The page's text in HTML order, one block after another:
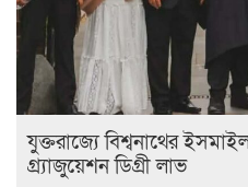
যুক্তরাজ্যে বিশ্বনাথের
গ্র্যাজুয়েশন ডিগ্রী লাভ